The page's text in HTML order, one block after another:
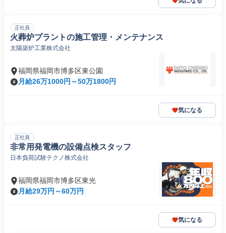
正社員
火葬炉プラントの施工管理・メンテナンス
太陽築炉工業株式会社
福岡県福岡市博多区東公園
月給26万1000円～50万1800円
気になる
正社員
非常用発電機の設備点検スタッフ
日本負荷試験テクノ株式会社
福岡県福岡市博多区東光
月給29万円～60万円
気になる